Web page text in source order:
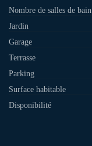
Nombre de salles de bain
Jardin
Garage
Terrasse
Parking
Surface habitable
Disponibilité